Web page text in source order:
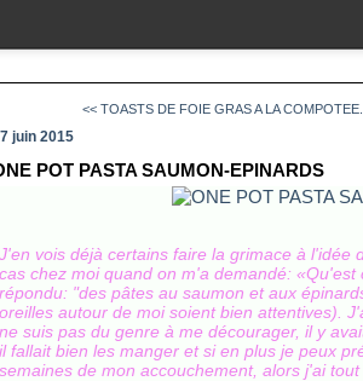
<< TOASTS DE FOIE GRAS A LA COMPOTEE...
juin 2015
POT PASTA SAUMON-EPINARDS
J'en vois déjà certains faire la grimace à l'idée
cas chez moi quand on m'a demandé:
répondu: "des pâtes au saumon et aux
oreilles autour de moi soient bien attentives).
ne suis pas du genre à me décourager, il y
il fallait bien les manger et si en plus je peux
semaines de mon accouchement, alors j'ai tout